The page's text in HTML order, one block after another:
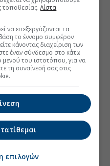
τοποθεσίας.Λίστα
να επεξεργάζονται τα
το έννομο συμφέρον
κάνοντας διαχείριση των
έναν σύνδεσμο στο κάτω
μενού του ιστοτόπου, για να
τη συναίνεσή σας στις
επιλογών